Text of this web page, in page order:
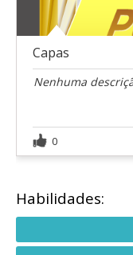
Capas
Nenhuma
0
Habilidades: